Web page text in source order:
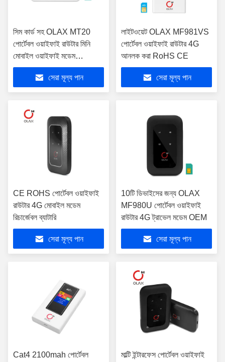
সিম কার্ড সহ OLAX MT20
পোর্টেবল ওয়াইফাই রাউটার মিনি
মোবাইল ওয়াইফাই মডেম
150Mbps
সেরা মূল্য পান
লাইটওয়েট OLAX MF981VS
পোর্টেবল ওয়াইফাই রাউটার 4G
আনলক করা RoHS CE
সেরা মূল্য পান
CE ROHS পোর্টেবল ওয়াইফাই
রাউটার 4G মোবাইল মডেম
রিচার্জেবল ব্যাটারি
সেরা মূল্য পান
10টি ডিভাইসের জন্য OLAX
MF980U পোর্টেবল ওয়াইফাই
রাউটার 4G ট্রাভেল মডেম OEM
সেরা মূল্য পান
Cat4 2100mah পোর্টেবল
মাল্টি ইন্টারফেস পোর্টেবল ওয়াইফাই